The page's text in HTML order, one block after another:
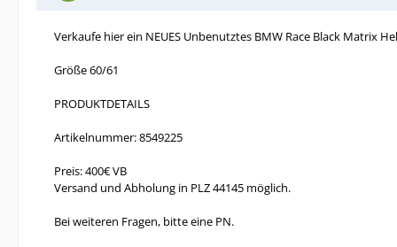
Verkaufe hier ein NEUES Unbenutztes BMW Race Black Matrix
Größe 60/61
PRODUKTDETAILS
Artikelnummer: 8549225
Preis: 400€ VB
Versand und Abholung in PLZ 44145 möglich.
Bei weiteren Fragen, bitte eine PN.